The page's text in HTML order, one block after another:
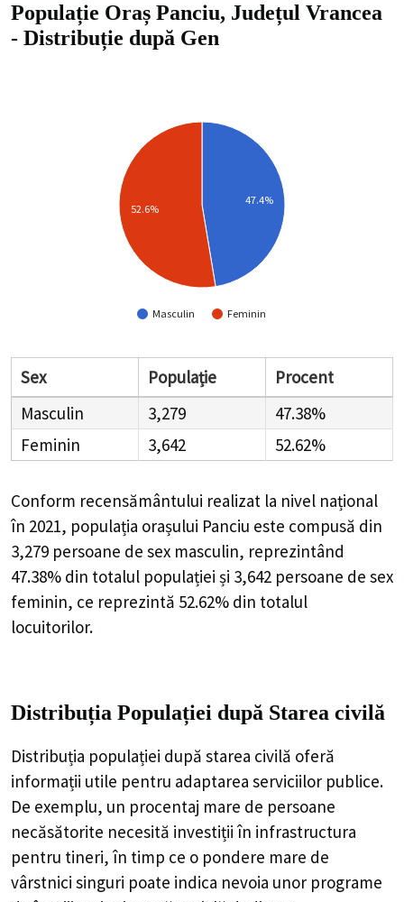
Populație Oraș Panciu, Județul Vrancea
- Distribuție după Gen
Masculin Feminin
47.4%
52.6%
Sex Populație
Procent
Masculin
3,279
47.38%
Feminin
3,642 52.62%
Conform recensământului realizat la nivel național
în 2021, populația orașului Panciu este compusă din
3,279 persoane de sex masculin, reprezintând
47.38% din totalul populației și 3,642 persoane de sex
feminin, ce reprezintă 52.62% din totalul
locuitorilor.
Distribuția Populației după Starea civilă
Distribuția populației după starea civilă oferă
informații utile pentru adaptarea serviciilor publice.
De exemplu, un procentaj mare de persoane
necăsătorite necesită investiții în infrastructura
pentru tineri, în timp ce o pondere mare de
vârstnici singuri poate indica nevoia unor programe